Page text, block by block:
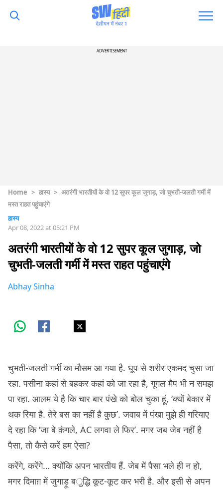
ADVERTISEMENT
Home > हास्य > अतरंगी भारतीयों के वो 12 सुपर कूल जुगाड़, जो चुभती-जलती गर्मी में
मस्त राहत पहुंचाएंगे
हास्य
Apr 08, 2022 at 05:21 PM
अतरंगी भारतीयों के वो 12 सुपर कूल जुगाड़, जो
चुभती-जलती गर्मी में मस्त राहत पहुंचाएंगे
Abhay Sinha
चुभती-जलती गर्मी का मौसम आ गया है. धूप से शरीर एकमद चुसा जा
रहा. पसीना कहां से बहकर कहां को जा रहा है, गूगल मैप भी न समझ
पा रहा. आलम ये है कि चार बार पंखे को बोल चुका हूं, ‘क्यों बेकार में
थक रिया है. तेरे बस का नहीं है कुछ’. जवाब में पंखा मुझे ही गरियाए
दे रहा कि ‘जा बे कंगले, AC लगवा ले फिर’. मगर जब जेब नहीं है
पैसा, तो कैसे करें हम ऐसा?
करेंगे, करेंगे… क्योंकि अपन भारतीय हैं. जेब में पैसा भले ही न हो,
मगर दिमाग़ में जुगाड़ू बुद्धि कूट-कूट कर भरी है. और इसी से अपन